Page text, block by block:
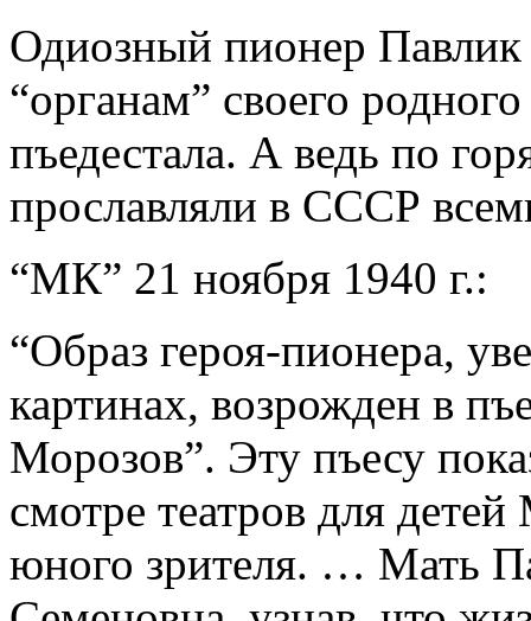
Одиозный пионер
“органам” своего
пъедестала. А ведь по
прославляли в СССР
“МК” 21 ноября 1940 г.:
“Образ героя-пионера,
картинах, возрожден в
Морозов”. Эту пъесу
смотре театров для
юного зрителя. … Мать